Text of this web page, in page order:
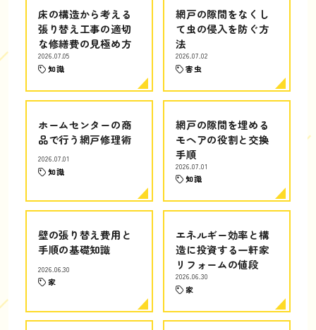
床の構造から考える
張り替え工事の適切
な修繕費の見極め方
2026.07.05
知識
網戸の隙間をなくし
て虫の侵入を防ぐ方
法
2026.07.02
害虫
ホームセンターの商
品で行う網戸修理術
2026.07.01
知識
網戸の隙間を埋める
モヘアの役割と交換
手順
2026.07.01
知識
壁の張り替え費用と
手順の基礎知識
2026.06.30
家
エネルギー効率と構
造に投資する一軒家
リフォームの値段
2026.06.30
家